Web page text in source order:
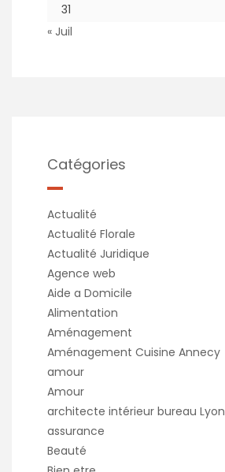
31
« Juil
Catégories
Actualité
Actualité Florale
Actualité Juridique
Agence web
Aide a Domicile
Alimentation
Aménagement
Aménagement Cuisine Annecy
amour
Amour
architecte intérieur bureau Lyon
assurance
Beauté